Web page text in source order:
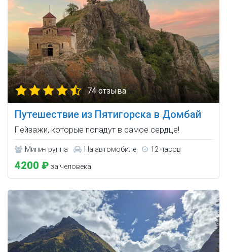
74 отзыва
Путешествие из Пятигорска в Домбай
Пейзажи, которые попадут в самое сердце!
Мини-группа На автомобиле 12 часов
4200 ₽ за человека